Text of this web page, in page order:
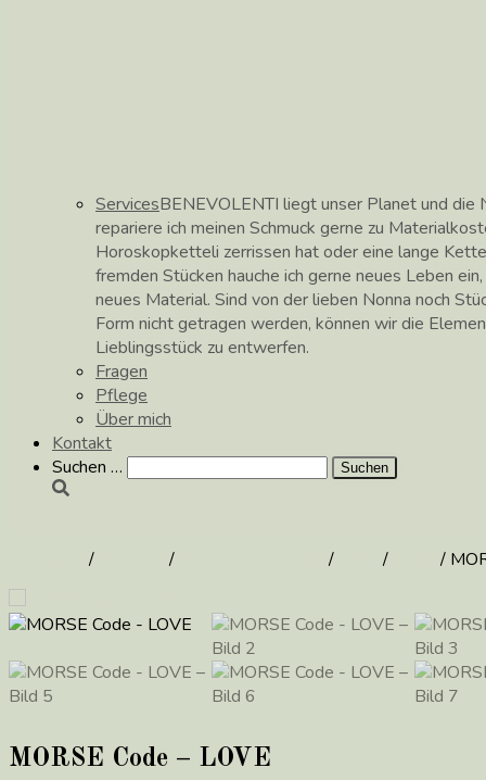
ServicesBENEVOLENTI liegt unser Planet und die
repariere ich meinen Schmuck gerne zu
Horoskopketteli zerrissen hat oder eine lange
fremden Stücken hauche ich gerne neues Leben
neues Material. Sind von der lieben Nonna noch
Form nicht getragen werden, können wir die
Lieblingsstück zu entwerfen.
Fragen
Pflege
Über mich
Kontakt
Suchen
nach:
Suchen …
/ / / / /
MORSE Code – LOVE